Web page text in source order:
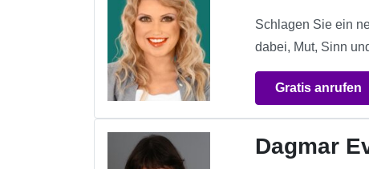
Schlagen Sie ein
dabei, Mut, Sinn
Gratis anrufen
Dagmar